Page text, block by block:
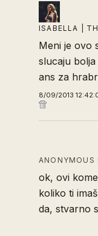
ISABELLA |
Meni je ovo
slucaju
ans za
8/09/2013
ANONYMOUS
ok, ovi
koliko ti
da, stvarno